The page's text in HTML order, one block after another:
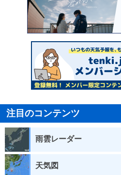
注目のコンテンツ
雨雲レーダー
天気図